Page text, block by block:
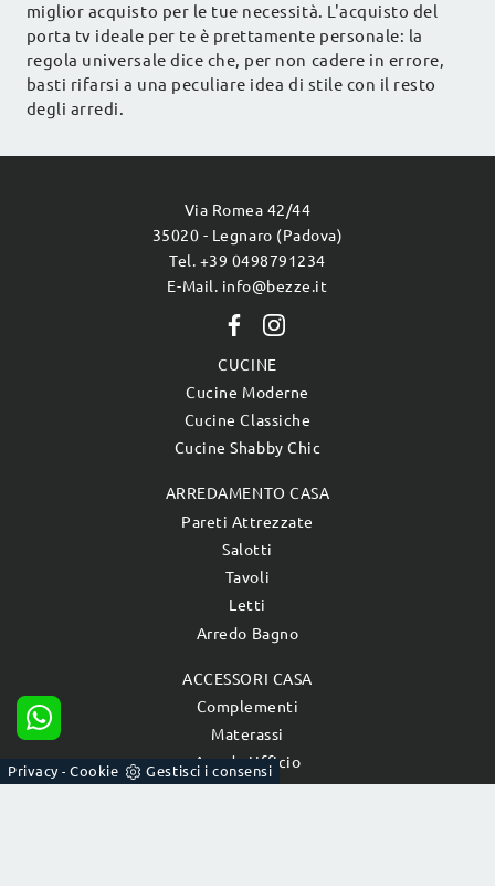
miglior acquisto per le tue necessità. L'acquisto del
porta tv ideale per te è prettamente personale: la
regola universale dice che, per non cadere in errore,
basti rifarsi a una peculiare idea di stile con il resto
degli arredi.
Via Romea 42/44
35020 - Legnaro (Padova)
Tel. +39 0498791234
E-Mail. info@bezze.it
CUCINE
Cucine Moderne
Cucine Classiche
Cucine Shabby Chic
ARREDAMENTO CASA
Pareti Attrezzate
Salotti
Tavoli
Letti
Arredo Bagno
ACCESSORI CASA
Complementi
Materassi
Arredo Ufficio
Privacy-Cookie Gestisci i consensi